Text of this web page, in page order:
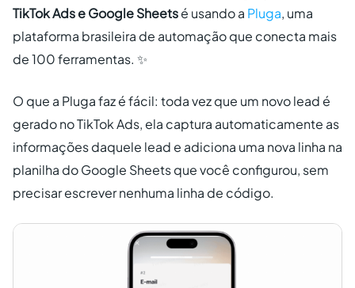
TikTok Ads e Google Sheetsé usando a Pluga, uma
plataforma brasileira de automação que conecta mais
de 100 ferramentas. ✨
O que a Pluga faz é fácil: toda vez que um novo lead é
gerado no TikTok Ads, ela captura automaticamente as
informações daquele lead e adiciona uma nova linha na
planilha do Google Sheets que você configurou, sem
precisar escrever nenhuma linha de código.